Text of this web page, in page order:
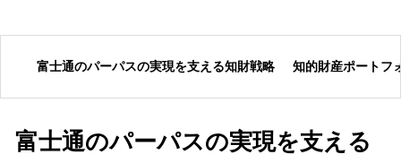
富士通のパーパスの実現を支える知財戦略 知的財産ポートフ
富士通のパーパスの実現を支える